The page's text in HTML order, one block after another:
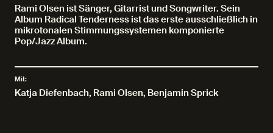
Rami Olsen ist Sänger, Gitarrist und Songwriter. Sein
Album Radical Tenderness ist das erste ausschließlich in
mikrotonalen Stimmungssystemen komponierte
Pop/Jazz Album.
Mit:
Katja Diefenbach, Rami Olsen, Benjamin Sprick